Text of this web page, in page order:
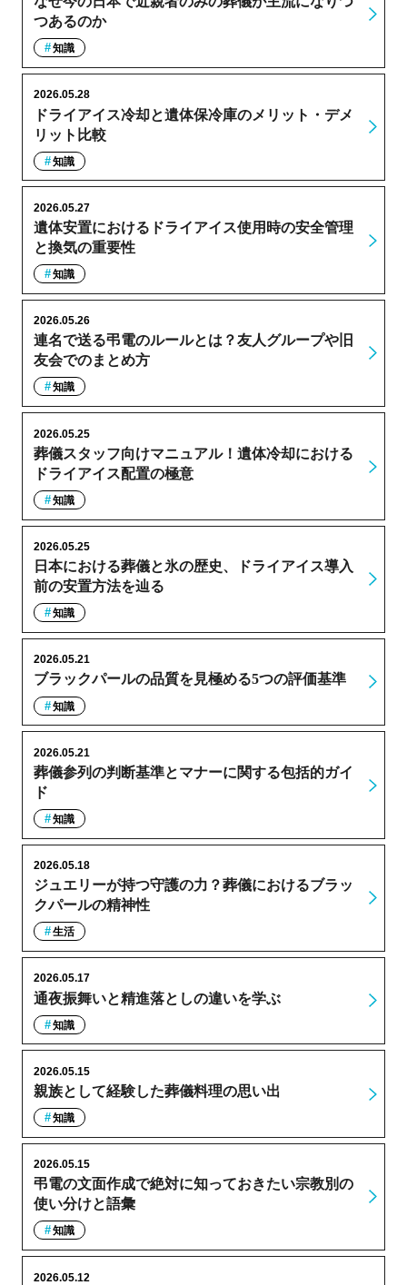
つあるのか
知識
ドライアイス冷却と遺体保冷庫のメリット・デメ
リット比較
2026.05.28
知識
遺体安置におけるドライアイス使用時の安全管理
と換気の重要性
2026.05.27
知識
連名で送る弔電のルールとは？友人グループや旧
友会でのまとめ方
2026.05.26
知識
葬儀スタッフ向けマニュアル！遺体冷却における
ドライアイス配置の極意
2026.05.25
知識
日本における葬儀と氷の歴史、ドライアイス導入
前の安置方法を辿る
2026.05.25
知識
ブラックパールの品質を見極める5つの評価基準
2026.05.21
知識
葬儀参列の判断基準とマナーに関する包括的ガイ
ド
2026.05.21
知識
ジュエリーが持つ守護の力？葬儀におけるブラッ
クパールの精神性
2026.05.18
生活
通夜振舞いと精進落としの違いを学ぶ
2026.05.17
知識
親族として経験した葬儀料理の思い出
2026.05.15
知識
弔電の文面作成で絶対に知っておきたい宗教別の
使い分けと語彙
2026.05.15
知識
2026.05.12